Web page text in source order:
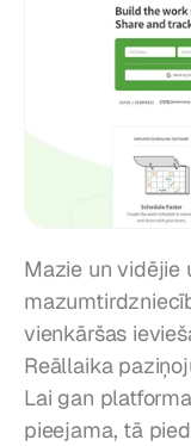
Mazie un vidējie
vienkāršas
Reāllaika
Lai gan
pieejama, tā